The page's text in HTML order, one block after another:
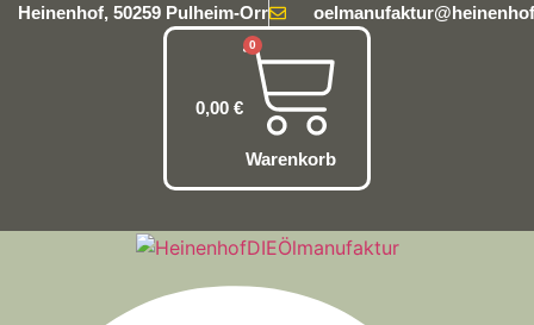
Heinenhof, 50259 Pulheim-Orr
0,00 €
0
Warenkorb